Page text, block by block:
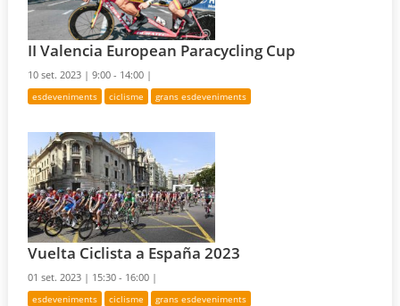
II Valencia European Paracycling Cup
10 set. 2023 |9:00 - 14:00 |
esdeveniments ciclisme grans esdeveniments
Vuelta Ciclista a España 2023
01 set. 2023 | 15:30 - 16:00 |
esdeveniments ciclisme grans esdeveniments